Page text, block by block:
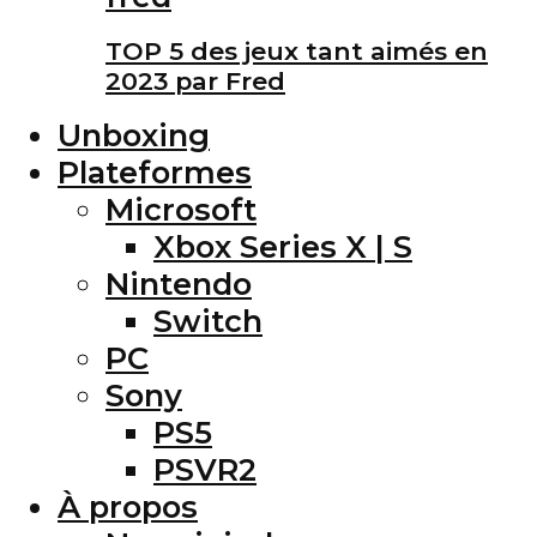
TOP 5 des jeux tant aimés en
2023 par Fred
Unboxing
Plateformes
Microsoft
Xbox Series X | S
Nintendo
Switch
PC
Sony
PS5
PSVR2
À propos